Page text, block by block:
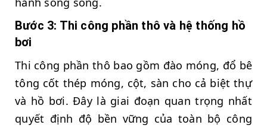
Bước 3: Thi công phần thô và hệ thống hồ
bơi
Thi công phần thô bao gồm đào móng, đổ bê
tông cốt thép móng, cột, sàn cho cả biệt thự
và hồ bơi. Đây là giai đoạn quan trọng nhất
quyết định độ bền vững của toàn bộ công